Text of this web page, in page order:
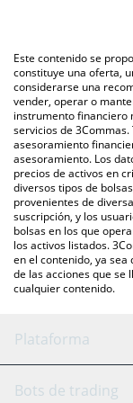
También puedes
Decentrawood que
precio de
criptomonedas.
otras.
Este contenido se
constituye una oferta,
considerarse una
vender, operar o
instrumento financiero
servicios de
asesoramiento
asesoramiento. Los
precios de activos en
diversos tipos de
provenientes de
suscripción, y los
bolsas en los que
los activos listados.
en el contenido, ya
de las acciones que se
cualquier contenido.
Plataforma
Bot GRID
Bots de trading